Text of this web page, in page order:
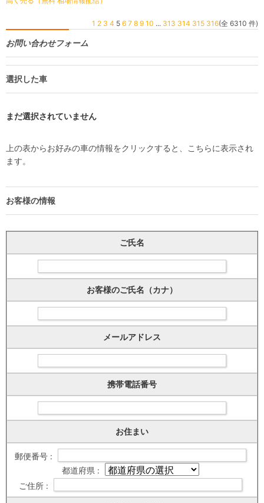
1 2 3 4 5 6 7 8 9 10 ... 313 314 315 316(全 6310 件)
お問い合わせフォーム
選択した車
まだ選択されていません
上の表からお好みの車の情報をクリックすると、こちらに表示され
ます。
お客様の情報
ご氏名
お客様のご氏名（カナ）
メールアドレス
携帯電話番号
お住まい
郵便番号 :
都道府県 :
ご住所 :